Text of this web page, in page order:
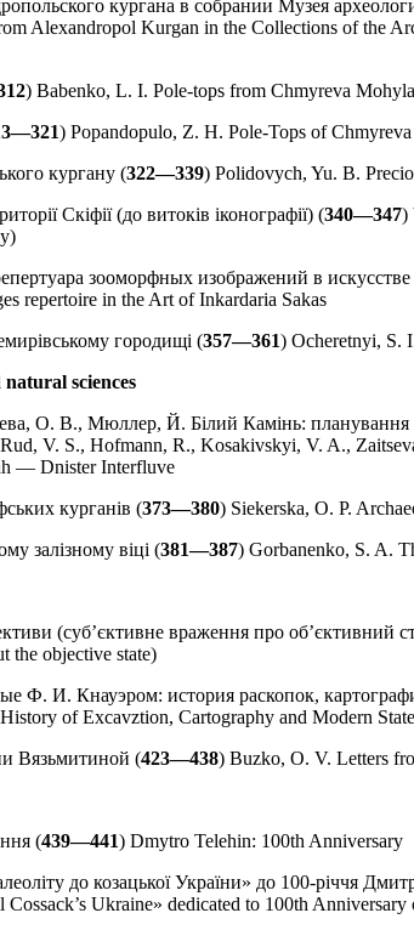
кургана в собрании Музея
Alexandropol Kurgan in the Collections of the
) Babenko, L. I. Pole-tops from Chmyreva
) Popandopulo, Z. H. Pole-Tops of
кургану (322—339) Polidovych, Yu. B.
Скіфії (до витоків іконографії) (340—347)
зооморфных изображений в
repertoire in the Art of Inkardaria Sakas
городищі (357—361) Ocheretnyi, S.
natural sciences
О. В., Мюллер, Й. Білий Камінь: планування
V. S., Hofmann, R., Kosakivskyi, V. A.,
— Dnister Interfluve
курганів (373—380) Siekerska, O. P.
залізному віці (381—387) Gorbanenko, S. A.
(суб’єктивне враження про об’єктивний
the objective state)
Ф. И. Кнауэром: история раскопок,
of Excavztion, Cartography and Modern State
Вязьмитиной (423—438) Buzko, O. V. Letters
(439—441) Dmytro Telehin: 100th Anniversary
до козацької України» до 100-річчя
Ukraine» dedicated to 100th